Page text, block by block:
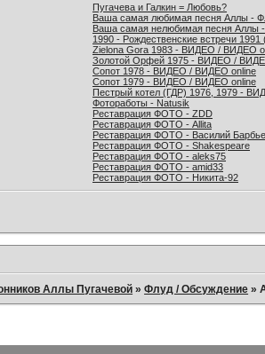
Пугачева и Галкин = Любовь?
Ваша самая любимая песня Аллы -
Ваша самая нелюбимая песня Аллы
1990 - Рождественские встречи 1991
Zielona Gora 1983 - ВИДЕО / ВИДЕО
Золотой Орфей 1975 - ВИДЕО /
Сопот 1978 - ВИДЕО / ВИДЕО online
Сопот 1979 - ВИДЕО / ВИДЕО online
Пестрый котел (ГДР) 1976, 1979 -
Фотоработы - Natusik
Реставрация ФОТО - ZDD
Реставрация ФОТО - Allita
Реставрация ФОТО - Василий Барбье
Реставрация ФОТО - Shakespeare
Реставрация ФОТО - aleks75
Реставрация ФОТО - amid33
Реставрация ФОТО - Никита-92
Аллы Пугачевой »Флуд / Обсуждение »